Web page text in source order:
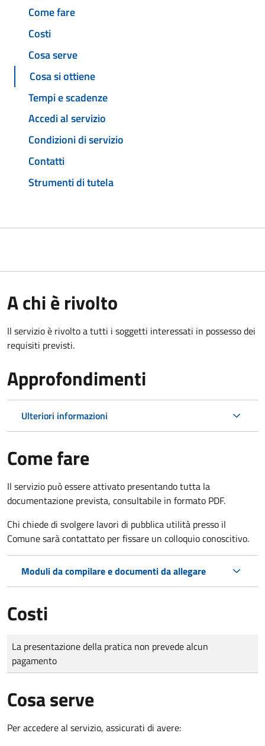
Come fare
Costi
Cosa serve
Cosa si ottiene
Tempi e scadenze
Accedi al servizio
Condizioni di servizio
Contatti
Strumenti di tutela
A chi è rivolto
Il servizio è rivolto a tutti i soggetti interessati in possesso dei
requisiti previsti.
Approfondimenti
Ulteriori informazioni
Come fare
Il servizio può essere attivato presentando tutta la
documentazione prevista, consultabile in formato PDF.
Chi chiede di svolgere lavori di pubblica utilità presso il
Comune sarà contattato per fissare un colloquio conoscitivo.
Moduli da compilare e documenti da allegare
Costi
Tipo di pagamento
Importo
La presentazione della pratica non prevede alcun
pagamento
Cosa serve
Per accedere al servizio, assicurati di avere: